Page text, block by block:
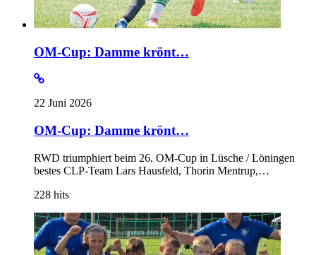
OM-Cup: Damme krönt…
22 Juni 2026
OM-Cup: Damme krönt…
RWD triumphiert beim 26. OM-Cup in Lüsche / Löningen
bestes CLP-Team Lars Hausfeld, Thorin Mentrup,…
228 hits